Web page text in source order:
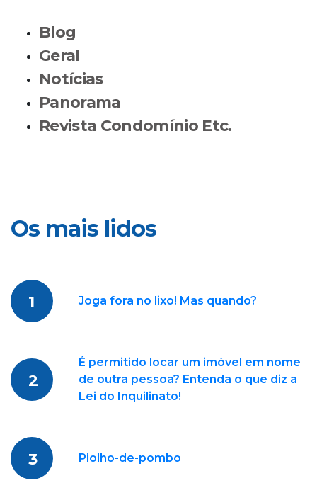
Blog
Geral
Notícias
Panorama
Revista Condomínio Etc.
Os mais lidos
1 Joga fora no lixo! Mas quando?
2
É permitido locar um imóvel em nome
de outra pessoa? Entenda o que diz a
Lei do Inquilinato!
3 Piolho-de-pombo